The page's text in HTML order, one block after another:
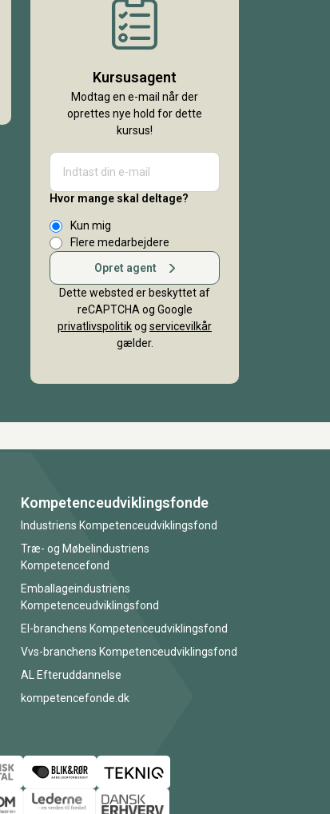
Kursusagent
Modtag en e-mail når der
oprettes nye hold for dette
kursus!
Hvor mange skal deltage?
Kun mig
Flere medarbejdere
Opret agent
Dette websted er beskyttet af
reCAPTCHA og Google
privatlivspolitikog servicevilkår
gælder.
Kompetenceudviklingsfonde
Industriens Kompetenceudviklingsfond
Træ- og Møbelindustriens
Kompetencefond
Emballageindustriens
Kompetenceudviklingsfond
El-branchens Kompetenceudviklingsfond
Vvs-branchens Kompetenceudviklingsfond
AL Efteruddannelse
kompetencefonde.dk